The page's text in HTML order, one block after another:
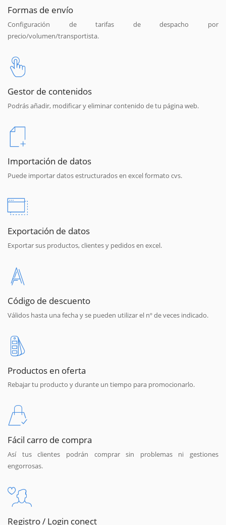
Formas de envío
Configuración de tarifas de despacho por
precio/volumen/transportista.
Gestor de contenidos
Podrás añadir, modificar y eliminar contenido de tu página web.
Importación de datos
Puede importar datos estructurados en excel formato cvs.
Exportación de datos
Exportar sus productos, clientes y pedidos en excel.
Código de descuento
Válidos hasta una fecha y se pueden utilizar el nº de veces indicado.
Productos en oferta
Rebajar tu producto y durante un tiempo para promocionarlo.
Fácil carro de compra
Así tus clientes podrán comprar sin problemas ni gestiones
engorrosas.
Registro / Login conect